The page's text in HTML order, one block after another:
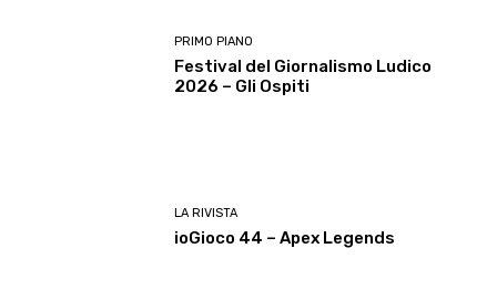
PRIMO PIANO
Festival del Giornalismo Ludico
2026 – Gli Ospiti
LA RIVISTA
ioGioco 44 – Apex Legends